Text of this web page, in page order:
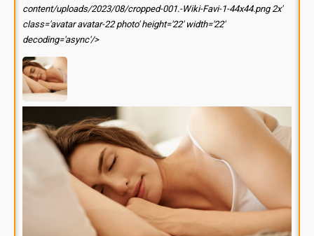
content/uploads/2023/08/cropped-001.-Wiki-Favi-1-44x44.png 2x'
class='avatar avatar-22 photo' height='22' width='22'
decoding='async'/>